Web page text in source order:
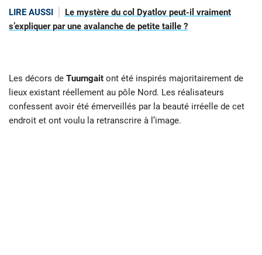
LIRE AUSSI
Le mystère du col Dyatlov peut-il vraiment
s’expliquer par une avalanche de petite taille ?
Les décors de Tuurngait ont été inspirés majoritairement de
lieux existant réellement au pôle Nord. Les réalisateurs
confessent avoir été émerveillés par la beauté irréelle de cet
endroit et ont voulu la retranscrire à l’image.